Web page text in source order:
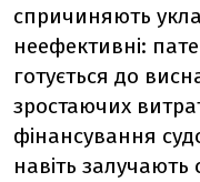
спричиняють
неефективні:
готується до
зростаючих
фінансування
навіть залучають